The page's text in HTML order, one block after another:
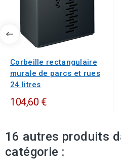
Corbeille rectangulaire
murale de parcs et rues
24 litres
104,60 €
16 autres produits
catégorie :